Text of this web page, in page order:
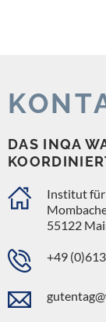
DAS INQA
Institut
55122
+49